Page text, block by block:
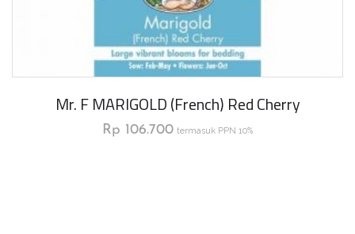
Mr. F MARIGOLD (French) Red Cherry
Rp 106.700 termasuk PPN 10%